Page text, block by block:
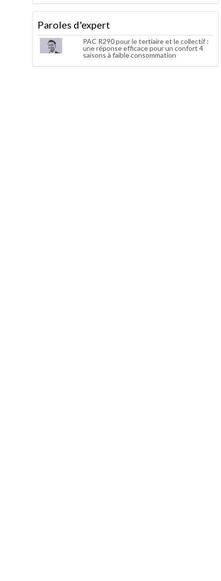
Paroles d'expert
PAC R290 pour le tertiaire et le collectif :
une réponse efficace pour un confort 4
saisons à faible consommation